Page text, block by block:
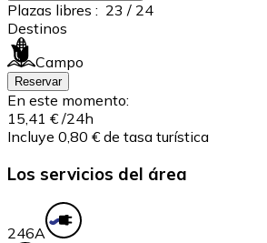
Plazas libres : 23 / 24
Destinos
Campo
Reservar
En este momento:
15,41 € /24h
Incluye 0,80 € de tasa turística
Los servicios del área
246A